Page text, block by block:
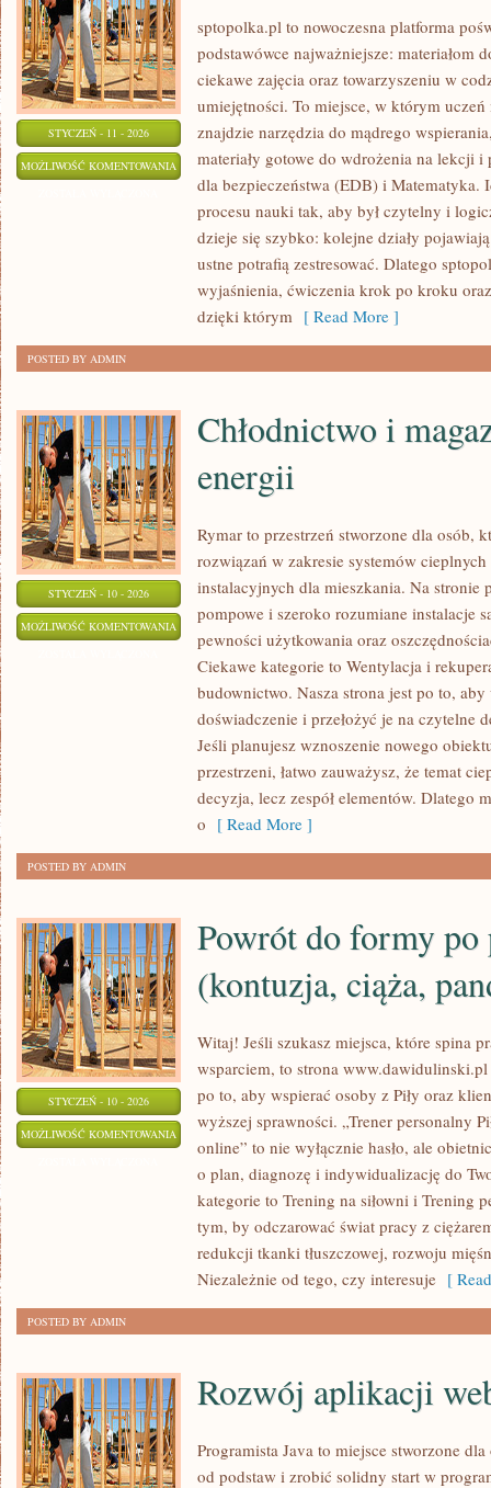
STYCZEŃ - 11 - 2026
MOŻLIWOŚĆ KOMENTOWANIA POZOSTAŁE
PUBLIKACJE
sptopolka.pl to nowoczesna platforma
podstawówce najważniejsze: materiałom
ciekawe zajęcia oraz towarzyszeniu w
umiejętności. To miejsce, w którym
znajdzie narzędzia do mądrego
materiały gotowe do wdrożenia na lekcji
dla bezpieczeństwa (EDB) i Matematyka.
procesu nauki tak, aby był czytelny i
dzieje się szybko: kolejne działy
ustne potrafią zestresować. Dlatego
wyjaśnienia, ćwiczenia krok po kroku
dzięki którym [ Read More ]
POSTED BY ADMIN
STYCZEŃ - 10 - 2026
MOŻLIWOŚĆ KOMENTOWANIA CHŁODNICTWO
Chłodnictwo i
energii
Rymar to przestrzeń stworzone dla osób,
rozwiązań w zakresie systemów
instalacyjnych dla mieszkania. Na stronie
pompowe i szeroko rozumiane instalacje
pewności użytkowania oraz
Ciekawe kategorie to Wentylacja i
budownictwo. Nasza strona jest po to,
doświadczenie i przełożyć je na czytelne
Jeśli planujesz wznoszenie nowego
przestrzeni, łatwo zauważysz, że temat
decyzja, lecz zespół elementów. Dlatego
o [ Read More ]
POSTED BY ADMIN
STYCZEŃ - 10 - 2026
MOŻLIWOŚĆ KOMENTOWANIA POWRÓT
FORMY
Powrót do formy
(kontuzja, ciąża,
Witaj! Jeśli szukasz miejsca, które spina
wsparciem, to strona www.dawidulinski.pl
po to, aby wspierać osoby z Piły oraz
wyższej sprawności. „Trener personalny
online” to nie wyłącznie hasło, ale
o plan, diagnozę i indywidualizację do
kategorie to Trening na siłowni i Trening
tym, by odczarować świat pracy z
redukcji tkanki tłuszczowej, rozwoju
Niezależnie od tego, czy interesuje [
POSTED BY ADMIN
Rozwój aplikacji
Programista Java to miejsce stworzone
od podstaw i zrobić solidny start w